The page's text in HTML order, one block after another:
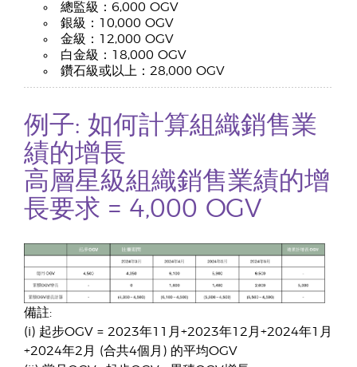
總監級：6,000 OGV
銀級：10,000 OGV
金級：12,000 OGV
白金級：18,000 OGV
鑽石級或以上：28,000 OGV
例子: 如何計算組織銷售業
績的增長
高層星級組織銷售業績的增
長要求 = 4,000 OGV
備註:
(i) 起步OGV = 2023年11月+2023年12月+2024年1月
+2024年2月 (合共4個月) 的平均OGV